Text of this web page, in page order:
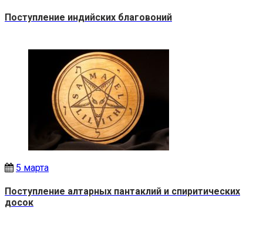
Поступление индийских благовоний
5 марта
Поступление алтарных пантаклий и спиритических
досок